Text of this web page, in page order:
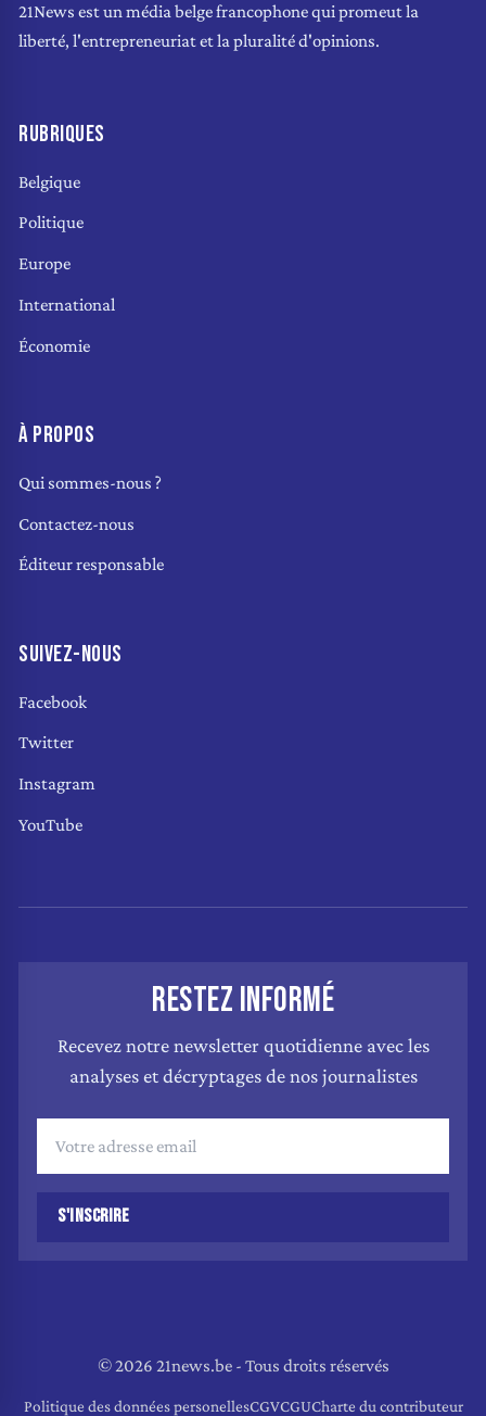
21News est un média belge francophone qui promeut la
liberté, l'entrepreneuriat et la pluralité d'opinions.
RUBRIQUES
Belgique
Politique
Europe
International
Économie
À PROPOS
Qui sommes-nous ?
Contactez-nous
Éditeur responsable
SUIVEZ-NOUS
Facebook
Twitter
Instagram
YouTube
RESTEZ INFORMÉ
Recevez notre newsletter quotidienne avec les
analyses et décryptages de nos journalistes
S'INSCRIRE
© 2026 21news.be - Tous droits réservés
Politique des données personellesCGVCGUCharte du contributeur